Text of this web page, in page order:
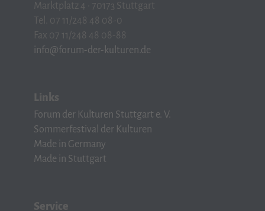
Marktplatz 4 · 70173 Stuttgart
Tel. 07 11/248 48 08-0
Fax 07 11/248 48 08-88
info@forum-der-kulturen.de
Links
Forum der Kulturen Stuttgart e. V.
Sommerfestival der Kulturen
Made in Germany
Made in Stuttgart
Service